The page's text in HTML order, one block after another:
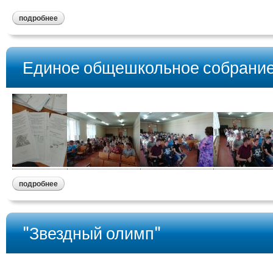
подробнее
Единое общешкольное
подробнее
"Звездный олимп"